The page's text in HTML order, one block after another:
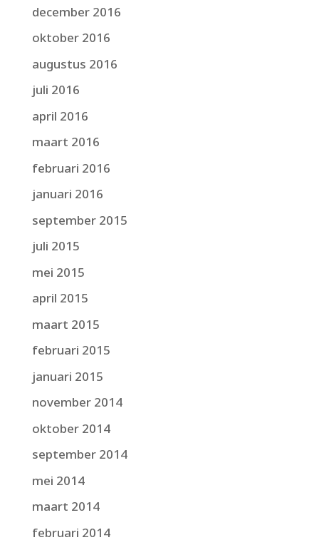
december 2016
oktober 2016
augustus 2016
juli 2016
april 2016
maart 2016
februari 2016
januari 2016
september 2015
juli 2015
mei 2015
april 2015
maart 2015
februari 2015
januari 2015
november 2014
oktober 2014
september 2014
mei 2014
maart 2014
februari 2014